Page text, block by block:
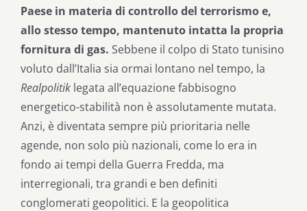
Paese in materia di controllo del terrorismo e,
allo stesso tempo, mantenuto intatta la propria
fornitura di gas. Sebbene il colpo di Stato tunisino
voluto dall’Italia sia ormai lontano nel tempo, la
Realpolitik legata all’equazione fabbisogno
energetico-stabilità non è assolutamente mutata.
Anzi, è diventata sempre più prioritaria nelle
agende, non solo più nazionali, come lo era in
fondo ai tempi della Guerra Fredda, ma
interregionali, tra grandi e ben definiti
conglomerati geopolitici. E la geopolitica